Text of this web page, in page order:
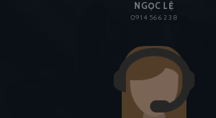
NGỌC LỆ
0914 566 238